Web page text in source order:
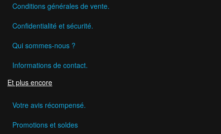
Conditions générales de vente.
Confidentialité et sécurité.
Qui sommes-nous ?
Informations de contact.
Et plus encore
Votre avis récompensé.
Promotions et soldes